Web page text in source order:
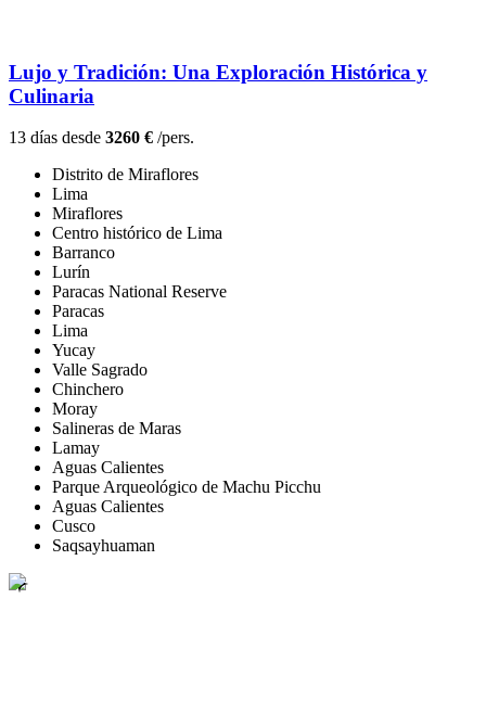
Lujo y Tradición: Una Exploración Histórica y
Culinaria
13 días desde 3260 € /pers.
Distrito de Miraflores
Lima
Miraflores
Centro histórico de Lima
Barranco
Lurín
Paracas National Reserve
Paracas
Lima
Yucay
Valle Sagrado
Chinchero
Moray
Salineras de Maras
Lamay
Aguas Calientes
Parque Arqueológico de Machu Picchu
Aguas Calientes
Cusco
Saqsayhuaman